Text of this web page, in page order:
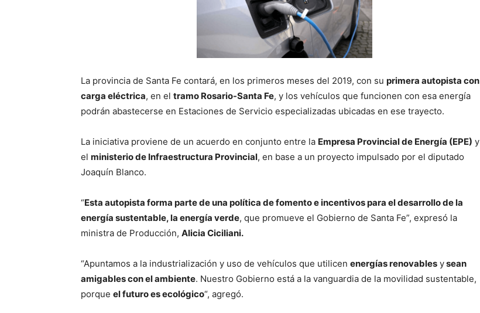
La provincia de Santa Fe contará, en los primeros meses del 2019, con su primera autopista con
carga eléctrica, en el tramo Rosario-Santa Fe, y los vehículos que funcionen con esa energía
podrán abastecerse en Estaciones de Servicio especializadas ubicadas en ese trayecto.
La iniciativa proviene de un acuerdo en conjunto entre la Empresa Provincial de Energía (EPE) y
el ministerio de Infraestructura Provincial, en base a un proyecto impulsado por el diputado
Joaquín Blanco.
“Esta autopista forma parte de una política de fomento e incentivos para el desarrollo de la
energía sustentable, la energía verde, que promueve el Gobierno de Santa Fe”, expresó la
ministra de Producción, Alicia Ciciliani.
“Apuntamos a la industrialización y uso de vehículos que utilicen energías renovables ysean
amigables con el ambiente. Nuestro Gobierno está a la vanguardia de la movilidad sustentable,
porque el futuro es ecológico“, agregó.